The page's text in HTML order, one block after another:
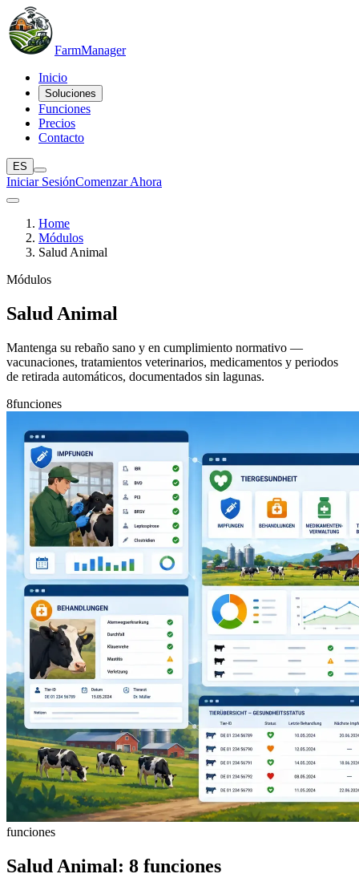
FarmManager
Inicio
Soluciones
Funciones
Precios
Contacto
ES
Iniciar SesiónComenzar Ahora
Home
Módulos
Salud Animal
Módulos
Salud Animal
Mantenga su rebaño sano y en cumplimiento normativo —
vacunaciones, tratamientos veterinarios, medicamentos y periodos
de retirada automáticos, documentados sin lagunas.
8funciones
funciones
Salud Animal: 8 funciones